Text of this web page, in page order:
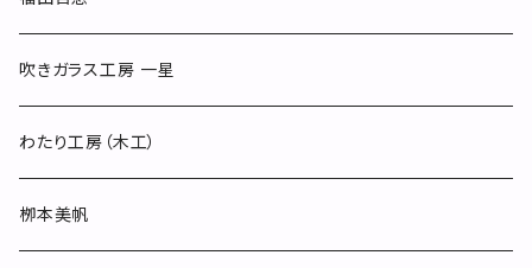
吹きガラス工房 一星
わたり工房（木工）
栁本美帆